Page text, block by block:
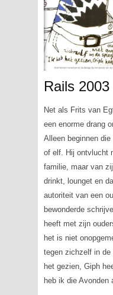
Rails
Net als Frits van
een enorme drang
Alleen beginnen
of elf. Hij ontvlucht
familie, maar van
drinkt, lounget en
autoriteit van een
bewonderde
heeft met zijn
het is niet
tegen zichzelf in de
het gezien, Giph
heb ik die Avonden